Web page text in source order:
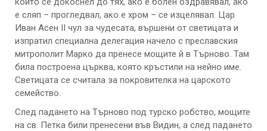
е сляп – прогледвал, ако е хром – се изцелявал. Цар
Иван Асен ІІ чул за чудесата, вършени от светицата и
изпратил специална делегация начело с преславския
митрополит Марко да пренесе мощите й в Търново. Там
била построена църква, която кръстили на нейно име.
Светицата се считала за покровителка на царското
семейство.
След падането на Търново под турско робство, мощите
на св. Петка били пренесени във Видин, а след падането